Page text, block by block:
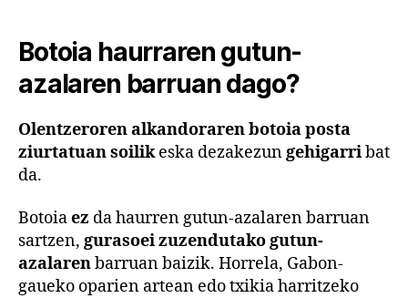
Botoia haurraren gutun-
azalaren barruan dago?
Olentzeroren alkandoraren botoiaposta
ziurtatuan soilikeska dezakezun gehigarribat
da.
Botoiaez da haurren gutun-azalaren barruan
sartzen, gurasoei zuzendutako gutun-
azalarenbarruan baizik. Horrela, Gabon-
gaueko oparien artean edo txikia harritzeko